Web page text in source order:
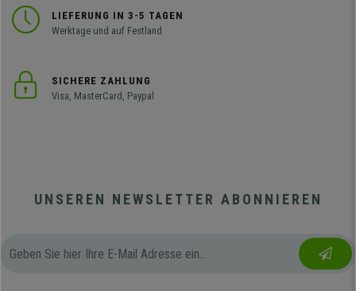
LIEFERUNG IN 3-5 TAGEN
Werktage und auf Festland
SICHERE ZAHLUNG
Visa, MasterCard, Paypal
UNSEREN NEWSLETTER ABONNIEREN